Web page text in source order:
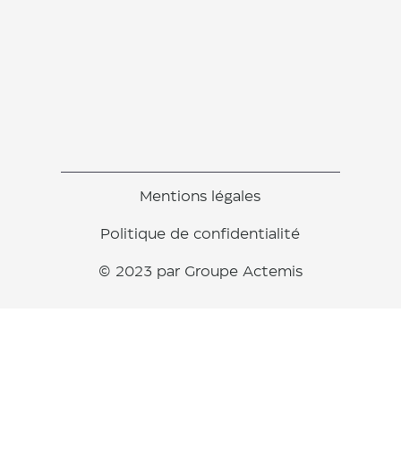
© 2023 par Groupe Actemis
Politique de confidentialité
Mentions légales